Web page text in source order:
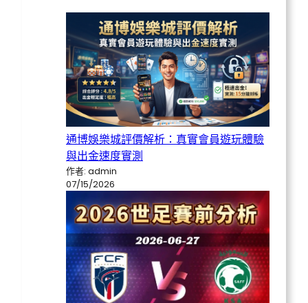
通博娛樂城評價解析：真實會員遊玩體驗
與出金速度實測
作者: admin
07/15/2026